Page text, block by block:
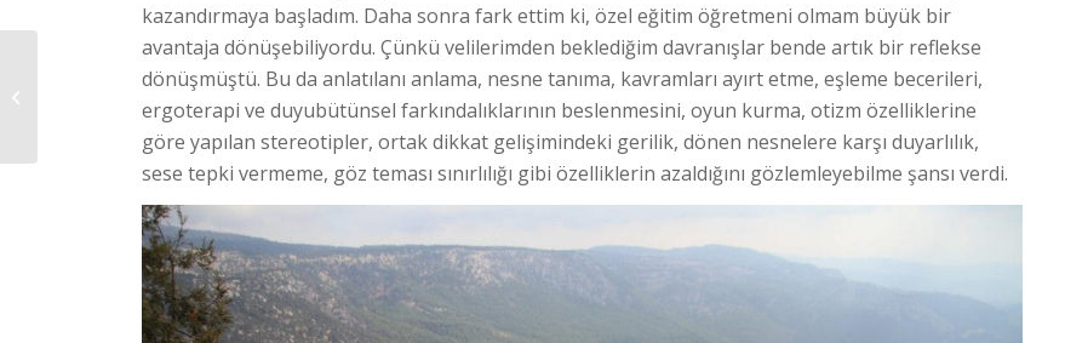
kazandırmaya başladım. Daha sonra fark ettim ki, özel eğitim öğretmeni olmam büyük bir
avantaja dönüşebiliyordu. Çünkü velilerimden beklediğim davranışlar bende artık bir reflekse
dönüşmüştü. Bu da anlatılanı anlama, nesne tanıma, kavramları ayırt etme, eşleme becerileri,
ergoterapi ve duyubütünsel farkındalıklarının beslenmesini, oyun kurma, otizm özelliklerine
göre yapılan stereotipler, ortak dikkat gelişimindeki gerilik, dönen nesnelere karşı duyarlılık,
sese tepki vermeme, göz teması sınırlılığı gibi özelliklerin azaldığını gözlemleyebilme şansı verdi.
Temmuz-Ağustos